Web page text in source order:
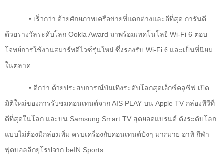
• เร็วกว่า ด้วยศักยภาพเครือข่ายที่แตกต่างและดีที่สุด การันตี
ด้วยรางวัลระดับโลก Ookla Award มาพร้อมเทคโนโลยี Wi-Fi 6 ตอบ
โจทย์การใช้งานสมาร์ทดีไวซ์รุ่นใหม่ ซึ่งรองรับ Wi-Fi 6 และเป็นที่นิยม
ในตลาด
• ดีกว่า ด้วยประสบการณ์บันเทิงระดับโลกสุดเอ็กซ์คลูซีฟ เปิด
มิติใหม่ของการรับชมคอนเทนต์จาก AIS PLAY บน Apple TV กล่องทีวีที่
ดีที่สุดในโลก และบน Samsung Smart TV สุดยอดแบรนด์ ดังระดับโลก
แบบไม่ต้องมีกล่องเพิ่ม ครบเครื่องกับคอนเทนต์ปังๆ มากมาย อาทิ กีฬา
ฟุตบอลลีกยุโรปจาก beIN Sports